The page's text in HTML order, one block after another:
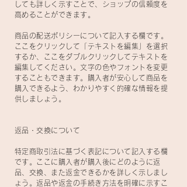
しても詳しく示すことで、ショップの信頼度を
高めることができます。
商品の配送ポリシーについて記入する欄です。
ここをクリックして「テキストを編集」を選択
するか、ここをダブルクリックしてテキストを
編集してください。文字の色やフォントを変更
することもできます。購入者が安心して商品を
購入できるよう、わかりやすく的確な情報を提
供しましょう。
返品・交換について
特定商取引法に基づく表記について記入する欄
です。ここに購入者が購入後にどのように返
品、交換、また返金できるかを詳しく示しまし
ょう。返品や返金の手続き方法を明確に示すこ